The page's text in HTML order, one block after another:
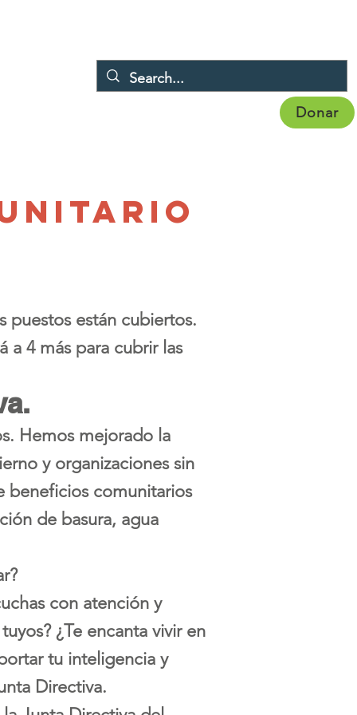
Donar
están cubiertos.
a 4 más para cubrir las
Hemos mejorado la
y organizaciones sin
beneficios comunitarios
de basura, agua
con atención y
¿Te encanta vivir en
tu inteligencia y
Directiva.